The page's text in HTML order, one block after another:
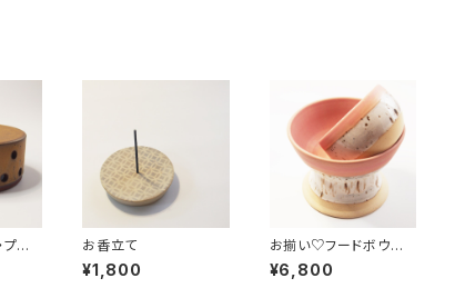
プレ
レー
お香立て
¥1,800
お揃い♡フードボウル＆
カップ ペット用食器
フリーカップ
¥6,800